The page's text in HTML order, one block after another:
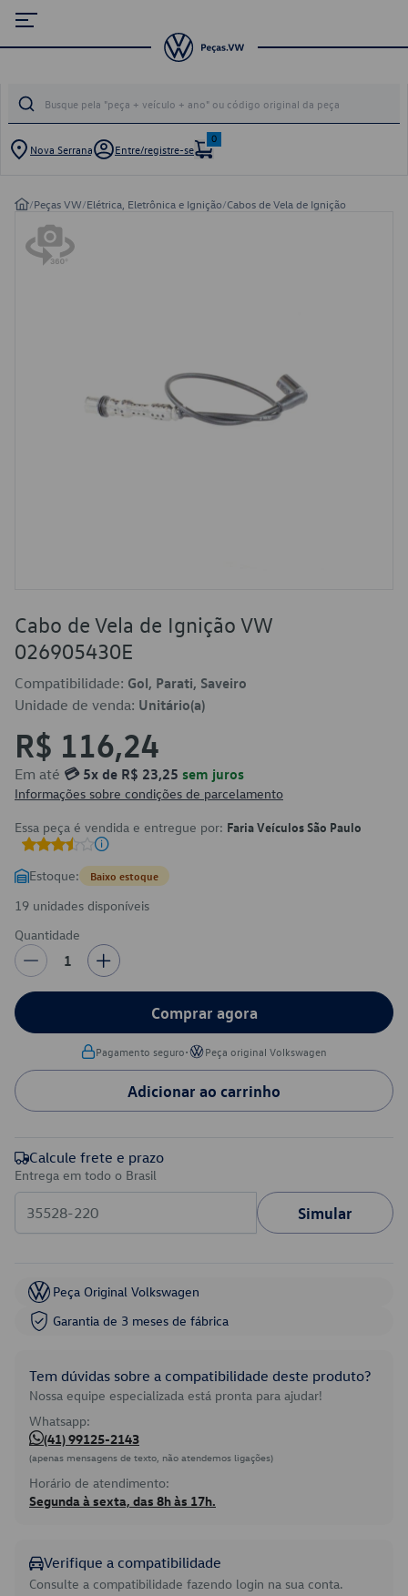
Nova Serrana Entre/registre-se
0
/Peças VW/Elétrica, Eletrônica e Ignição/Cabos de Vela de Ignição
Cabo de Vela de Ignição VW
026905430E
Compatibilidade: Gol, Parati, Saveiro
Unidade de venda: Unitário(a)
R$ 116,24
Em até 💳 5x de R$ 23,25 sem juros
Informações sobre condições de parcelamento
Essa peça é vendida e entregue por: Faria Veículos São Paulo
Estoque: Baixo estoque
19 unidades disponíveis
Quantidade
1
Comprar agora
Pagamento seguro• Peça original Volkswagen
Adicionar ao carrinho
Calcule frete e prazo
Entrega em todo o Brasil
Simular
Peça Original Volkswagen
Garantia de 3 meses de fábrica
Tem dúvidas sobre a compatibilidade deste produto?
Nossa equipe especializada está pronta para ajudar!
Whatsapp:
(41) 99125-2143
(apenas mensagens de texto, não atendemos ligações)
Horário de atendimento:
Segunda à sexta, das 8h às 17h.
Verifique a compatibilidade
Consulte a compatibilidade fazendo login na sua conta.